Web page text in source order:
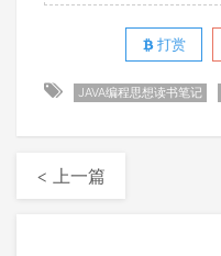
打赏
JAVA编程思想读书笔记
< 上一篇